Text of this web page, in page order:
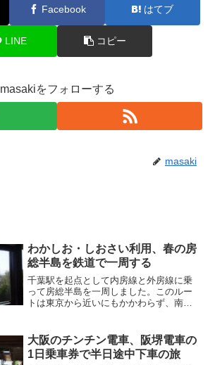
Facebook はてブ
LINE コピー
masakiをフォローする
masaki
わかしお・しおさい利用、春の房
総半島を鉄道で一周する
千葉駅を起点として内房線と外房線に乗
って房総半島を一周しました。このルー
トは東京から近いにもかかわらず、南国
れ始めた、そしてまだ日本が比較的穏や
かだった3月中旬の、良好...
大阪のチンチン電車、阪堺電車の
1日乗車券で半日途中下車の旅